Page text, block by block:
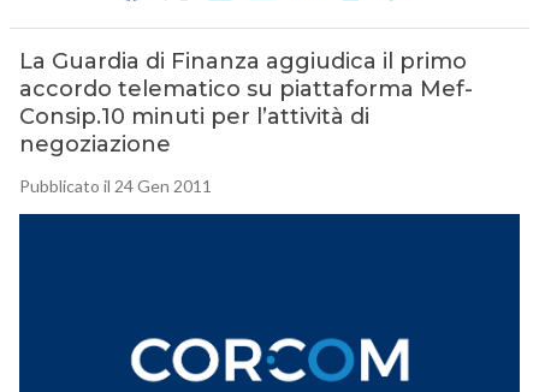
La Guardia di Finanza aggiudica il primo
accordo telematico su piattaforma Mef-
Consip.10 minuti per l’attività di
negoziazione
Pubblicato il 24 Gen 2011